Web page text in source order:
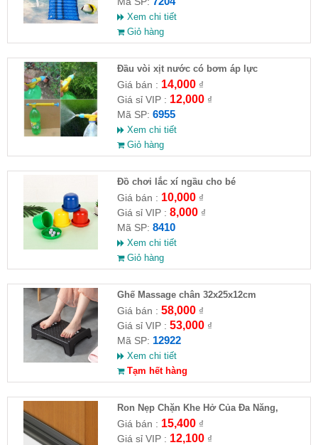
Xem chi tiết
Giỏ hàng
Đầu vòi xịt nước có bơm áp lực
Giá bán : 14,000₫
Giá sỉ VIP : 12,000₫
Mã SP: 6955
Xem chi tiết
Giỏ hàng
Đồ chơi lắc xí ngầu cho bé
Giá bán : 10,000₫
Giá sỉ VIP : 8,000₫
Mã SP: 8410
Xem chi tiết
Giỏ hàng
Ghế Massage chân 32x25x12cm
Giá bán : 58,000₫
Giá sỉ VIP : 53,000₫
Mã SP: 12922
Xem chi tiết
Tạm hết hàng
Ron Nẹp Chặn Khe Hở Của Đa Năng,
Chống Côn Trùng( HĐ )
Giá bán : 15,400₫
Giá sỉ VIP : 12,100₫